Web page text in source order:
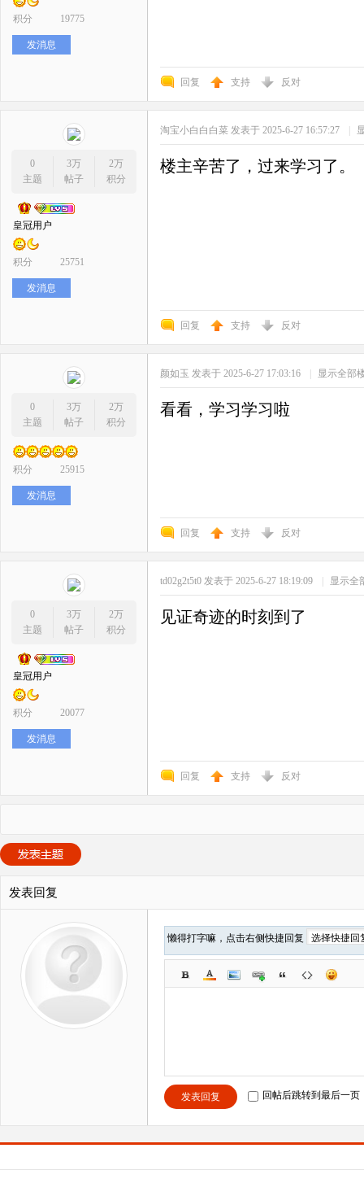
积分 19775
发消息
回复 支持 反对
0
主题
3万
帖子
2万
积分
皇冠用户
积分 25751
发消息
淘宝小白白白菜 发表于 2025-6-27 16:57:27 |
楼主辛苦了，过来学习了。
回复 支持 反对
0
主题
3万
帖子
2万
积分
积分 25915
发消息
颜如玉 发表于 2025-6-27 17:03:16 | 显示全部
看看，学习学习啦
回复 支持 反对
0
主题
3万
帖子
2万
积分
皇冠用户
积分 20077
发消息
td02g2t5t0 发表于 2025-6-27 18:19:09 | 显示全
见证奇迹的时刻到了
回复 支持 反对
发表回复
懒得打字嘛，点击右侧快捷回复
发表回复 回帖后跳转到最后一页